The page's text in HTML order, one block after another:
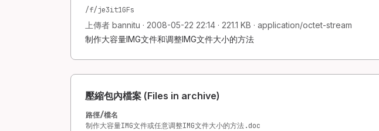
/f/je3it1GFs
上傳者 bannitu · 2008-05-22 22:14 · 221.1 KB · application/octet-stream
制作大容量IMG文件和调整IMG文件大小的方法
壓縮包內檔案 (Files in archive)
路徑/檔名
制作大容量IMG文件或任意调整IMG文件大小的方法.doc